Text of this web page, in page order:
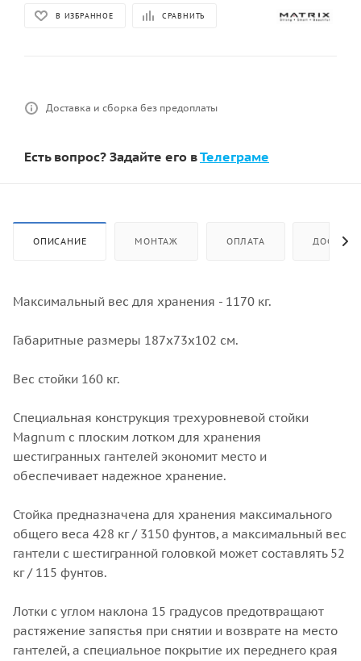
В ИЗБРАННОЕ СРАВНИТЬ
Доставка и сборка без предоплаты
Есть вопрос? Задайте его вТелеграме
ОПИСАНИЕ МОНТАЖ ОПЛАТА
Максимальный вес для хранения - 1170 кг.
Габаритные размеры 187x73x102 см.
Вес стойки 160 кг.
Специальная конструкция трехуровневой стойки
Magnum с плоским лотком для хранения
шестигранных гантелей экономит место и
обеспечивает надежное хранение.
Стойка предназначена для хранения максимального
общего веса 428 кг / 3150 фунтов, а максимальный вес
гантели с шестигранной головкой может составлять 52
кг / 115 фунтов.
Лотки с углом наклона 15 градусов предотвращают
растяжение запястья при снятии и возврате на место
гантелей, а специальное покрытие их переднего края